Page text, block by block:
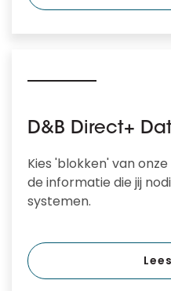
D&B Direct+
Kies 'blokken' van
de informatie die jij
systemen.